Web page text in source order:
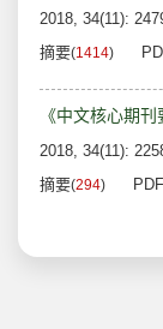
2018, 34(11):
摘要(1414)
《中文核心期
2018, 34(11):
摘要(294)